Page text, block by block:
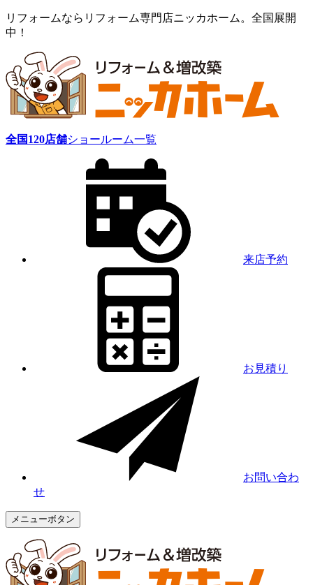
リフォームならリフォーム専門店ニッカホーム。全国展開
中！
全国120店舗ショールーム一覧
来店予約
お見積り
お問い合わ
せ
メニューボタン